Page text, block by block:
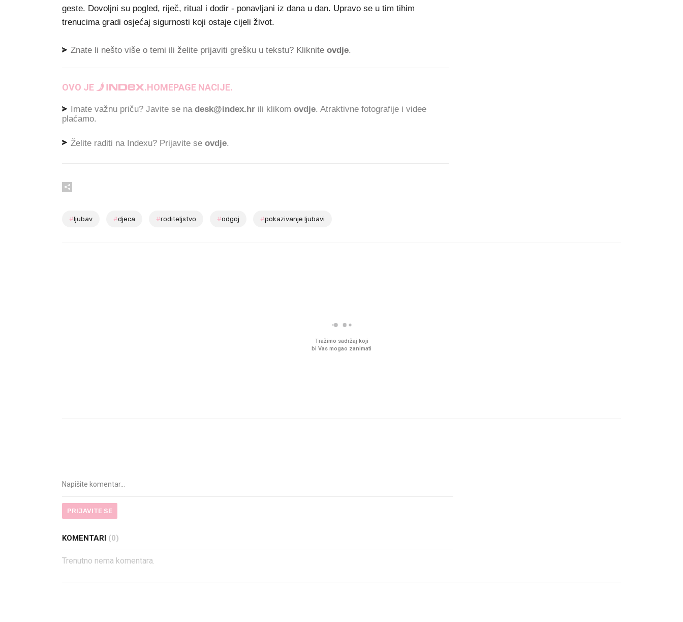
geste. Dovoljni su pogled, riječ, ritual i dodir - ponavljani iz dana u dan. Upravo se u tim tihim
trenucima gradi osjećaj sigurnosti koji ostaje cijeli život.
Znate li nešto više o temi ili želite prijaviti grešku u tekstu? Kliknite ovdje.
OVO JE .HOMEPAGE NACIJE.
Imate važnu priču? Javite se na desk@index.hr ili klikom ovdje. Atraktivne fotografije i videe
plaćamo.
Želite raditi na Indexu? Prijavite se ovdje.
#ljubav #djeca #roditeljstvo #odgoj #pokazivanje ljubavi
Tražimo sadržaj koji
bi Vas mogao zanimati
PRIJAVITE SE
KOMENTARI (0)
Trenutno nema komentara.